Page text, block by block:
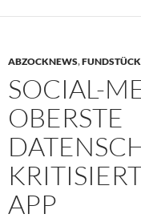
ABZOCKNEWS,
SOCIAL-
OBERSTE
APP